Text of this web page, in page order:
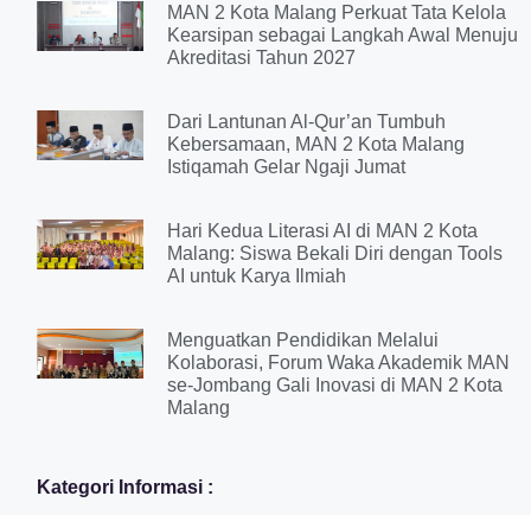
MAN 2 Kota Malang Perkuat Tata Kelola
Kearsipan sebagai Langkah Awal Menuju
Akreditasi Tahun 2027
Dari Lantunan Al-Qur’an Tumbuh
Kebersamaan, MAN 2 Kota Malang
Istiqamah Gelar Ngaji Jumat
Hari Kedua Literasi AI di MAN 2 Kota
Malang: Siswa Bekali Diri dengan Tools
AI untuk Karya Ilmiah
Menguatkan Pendidikan Melalui
Kolaborasi, Forum Waka Akademik MAN
se-Jombang Gali Inovasi di MAN 2 Kota
Malang
Kategori Informasi :